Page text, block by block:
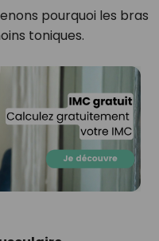
pourquoi les bras
toniques.